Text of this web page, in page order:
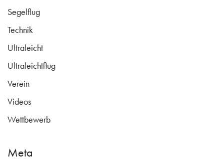
Segelflug
Technik
Ultraleicht
Ultraleichtflug
Verein
Videos
Wettbewerb
Meta